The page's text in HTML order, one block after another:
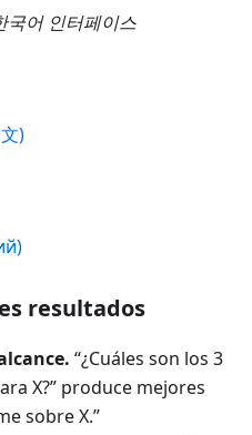
국어 인터페이스
)
resultados
“¿Cuáles son los 3
X?” produce mejores
sobre X.”